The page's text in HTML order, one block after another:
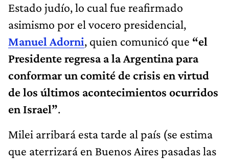
Estado judío, lo cual fue reafirmado
asimismo por el vocero presidencial,
Manuel Adorni, quien comunicó que “el
Presidente regresa a la Argentina para
conformar un comité de crisis en virtud
de los últimos acontecimientos ocurridos
en Israel”.
Milei arribará esta tarde al país (se estima
que aterrizará en Buenos Aires pasadas las